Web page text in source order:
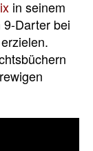
in seinem
Darter bei